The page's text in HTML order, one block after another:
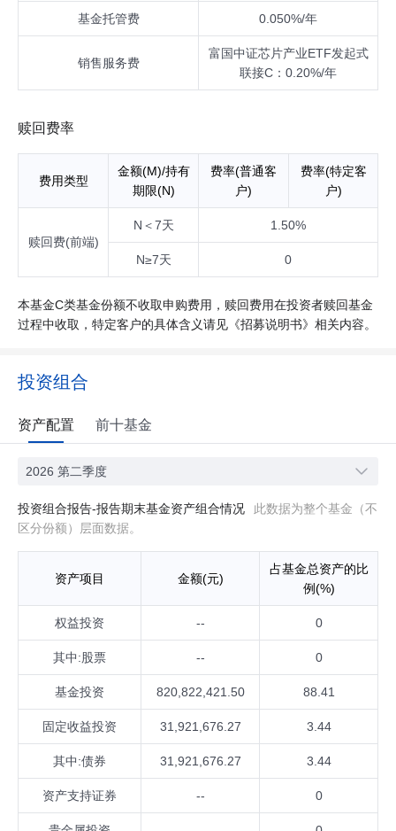
基金托管费 0.050%/年
销售服务费
富国中证芯片产业ETF发起式
联接C：0.20%/年
赎回费率
费用类型
金额(M)/持有
期限(N)
费率(普通客
户)
费率(特定客
户)
赎回费(前端)
N＜7天 1.50%
N≥7天 0
本基金C类基金份额不收取申购费用，赎回费用在投资者赎回基金
过程中收取，特定客户的具体含义请见《招募说明书》相关内容。
投资组合
资产配置 前十基金
2026 第二季度
投资组合报告-报告期末基金资产组合情况
此数据为整个基金（不
区分份额）层面数据。
资产项目 金额(元)
占基金总资产的比
例(%)
权益投资 -- 0
其中:股票 -- 0
基金投资 820,822,421.50 88.41
固定收益投资 31,921,676.27 3.44
其中:债券 31,921,676.27 3.44
资产支持证券 -- 0